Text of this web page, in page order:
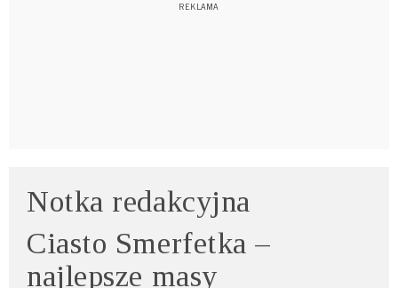
Notka redakcyjna
Ciasto Smerfetka –
najlepsze masy